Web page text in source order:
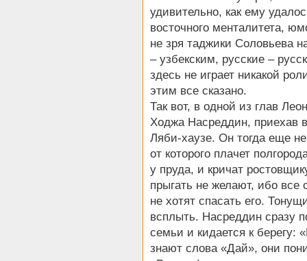
удивительно, как ему
восточного менталитета,
не зря таджики Соловьева
– узбекским, русские –
здесь не играет никакой
этим все сказано.
Так вот, в одной из глав
Ходжа Насреддин, приехав
Ляби-хаузе. Он тогда еще
от которого плачет
у пруда, и кричат
прыгать не желают, ибо все
не хотят спасать его.
всплыть. Насреддин сразу
семьи и кидается к берегу:
знают слова «Дай», они